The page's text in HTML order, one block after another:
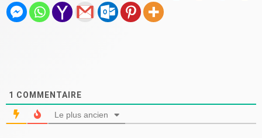
1 COMMENTAIRE
Le plus ancien